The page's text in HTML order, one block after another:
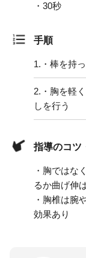
・30秒
手順
1. ・棒を持
2. ・胸を軽
しを行う
指導のコツ
・胸ではな
るか曲げ伸
・胸椎は腕
効果あり